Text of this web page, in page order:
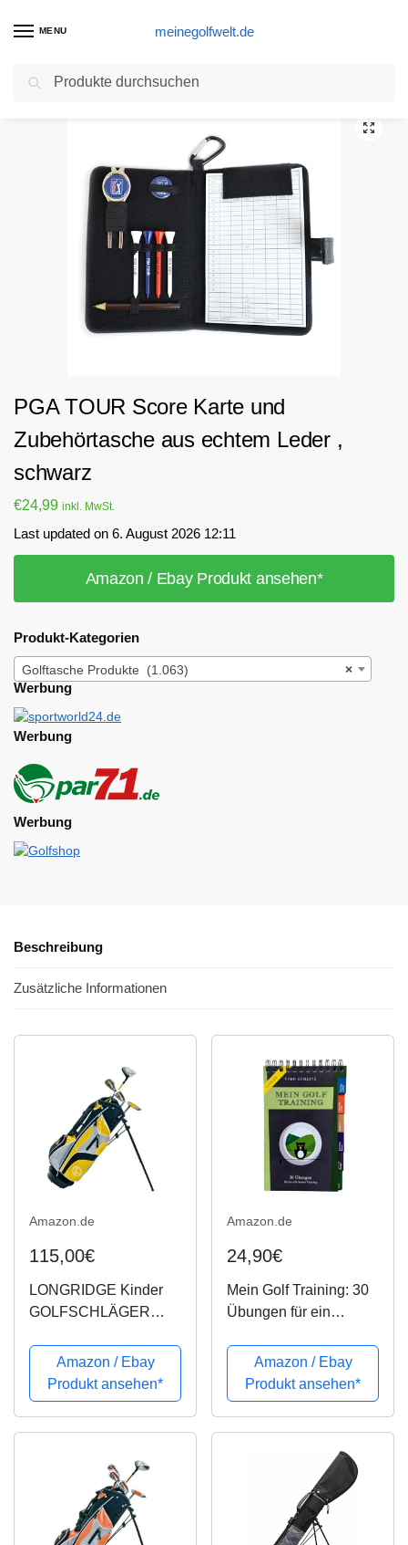
MENU meinegolfwelt.de
Start Golftasche Produkte PGA TOUR Score Karte und Zubehörtasche aus echtem Leder , schwarz
PGA TOUR Score Karte und
Zubehörtasche aus echtem Leder ,
schwarz
€24,99 inkl. MwSt.
Last updated on 6. August 2026 12:11
Amazon / Ebay Produkt ansehen*
Produkt-Kategorien
×
Golftasche Produkte (1.063)
Werbung
Werbung
Werbung
Beschreibung
Zusätzliche Informationen
Amazon.de
115,00€
LONGRIDGE Kinder
GOLFSCHLÄGER
Set Kinder 4
SCHLÄGER Alter 4+,
GELB/SCHWARZ, RH
Amazon / Ebay
Produkt ansehen*
Amazon.de
24,90€
Mein Golf Training: 30
Übungen für ein
Booklet mit Drills für
das Golf-Bag
Amazon / Ebay
Produkt ansehen*